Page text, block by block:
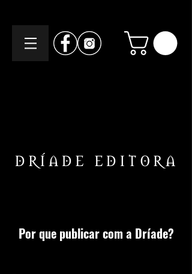
DRÍADE EDITORA
Por que publicar com a Dríade?